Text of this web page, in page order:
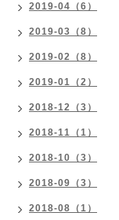
2019-04（6）
2019-03（8）
2019-02（8）
2019-01（2）
2018-12（3）
2018-11（1）
2018-10（3）
2018-09（3）
2018-08（1）